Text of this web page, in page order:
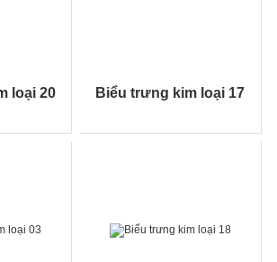
loại 20 Biểu trưng kim loại 17